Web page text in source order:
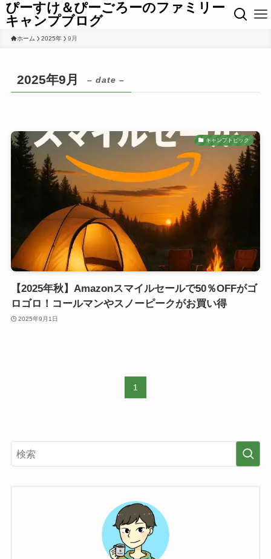
ぴーすけ＆ぴーごろーのファミリー
キャンプブログ
ホーム 2025年 9月
2025年9月 – date –
キャンプトピック
【2025年秋】Amazonスマイルセールで50％OFFがゴ
ロゴロ！コールマンやスノーピークがお買い得
2025年9月1日
1